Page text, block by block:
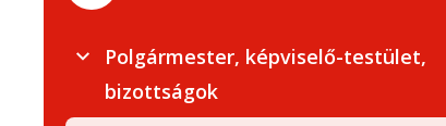
Polgármester, képviselő-testület,
bizottságok